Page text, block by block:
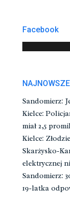
Facebook
NAJNOWSZE
Sandomierz:
Kielce:
miał 2,5
Kielce:
Skarżysko-
elektrycznej
Sandomierz:
19-latka